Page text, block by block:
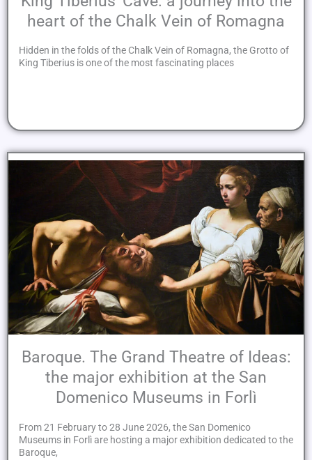
heart of the Chalk Vein of Romagna
Hidden in the folds of the Chalk Vein of Romagna, the Grotto of
King Tiberius is one of the most fascinating places
Baroque. The Grand Theatre of Ideas:
the major exhibition at the San
Domenico Museums in Forlì
From 21 February to 28 June 2026, the San Domenico
Museums in Forlì are hosting a major exhibition dedicated to the
Baroque,